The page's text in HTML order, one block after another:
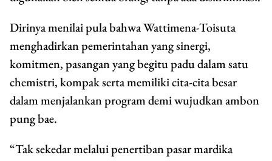
Dirinya menilai pula bahwa Wattimena-Toisuta
menghadirkan pemerintahan yang sinergi,
komitmen, pasangan yang begitu padu dalam satu
chemistri, kompak serta memiliki cita-cita besar
dalam menjalankan program demi wujudkan ambon
pung bae.
“Tak sekedar melalui penertiban pasar mardika